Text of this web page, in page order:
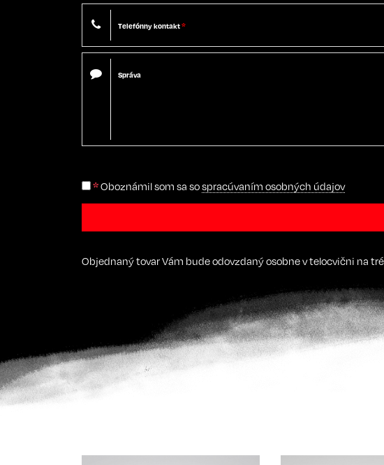
Telefónny kontakt*
Správa
*Oboznámil som sa sospracúvaním osobných údajov
Objednaný tovar Vám bude odovzdaný osobne v telocvični na